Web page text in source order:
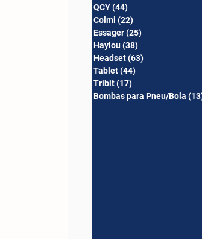
QCY(44)
Colmi (22)
Essager(25)
Haylou(38)
Headset(63)
Tablet(44)
Tribit(17)
Bombas para Pneu/Bola